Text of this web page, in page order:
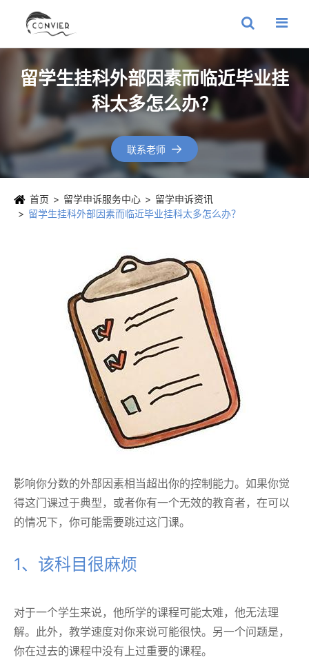
留学生挂科外部因素而临近毕业挂
科太多怎么办？
联系老师 
首页 留学申诉服务中心
留学申诉资讯
留学生挂科外部因素而临近毕业挂科太多怎么办？
影响你分数的外部因素相当超出你的控制能力。如果你觉
得这门课过于典型，或者你有一个无效的教育者，在可以
的情况下，你可能需要跳过这门课。
1、该科目很麻烦
对于一个学生来说，他所学的课程可能太难，他无法理
解。此外，教学速度对你来说可能很快。另一个问题是，
你在过去的课程中没有上过重要的课程。